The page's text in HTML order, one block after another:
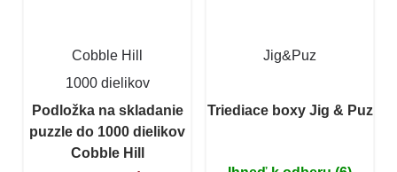
Cobble Hill
1000 dielikov
Podložka na skladanie
puzzle do 1000 dielikov
Cobble Hill
Jig&Puz
Triediace boxy Jig & Puz